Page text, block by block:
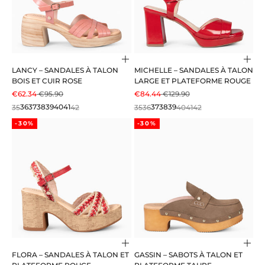
Choisir les options
LANCY – SANDALES À TALON
BOIS ET CUIR ROSE
PRIX DE VENTE
€62.34PRIX NORMAL
€95.90
3536373839404142
MICHELLE – SANDALES À TALON
LARGE ET PLATEFORME ROUGE
PRIX DE VENTE
€84.44PRIX NORMAL
€129.90
3536373839404142
-30%
Choisir les options
FLORA – SANDALES À TALON ET
-30%
GASSIN – SABOTS À TALON ET